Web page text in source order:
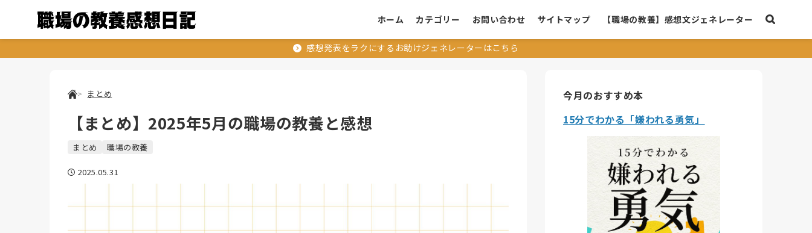
ホーム カテゴリー お問い合わせ サイトマップ 【職場の教養】感想文ジェネレーター
感想発表をラクにするお助けジェネレーターはこちら
まとめ
【まとめ】2025年5月の職場の教養と感想
まとめ 職場の教養
2025.05.31
今月のおすすめ本
15分でわかる「嫌われる勇気」